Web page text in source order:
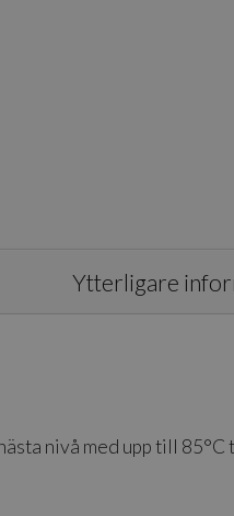
Ytterligare
nivå med upp till